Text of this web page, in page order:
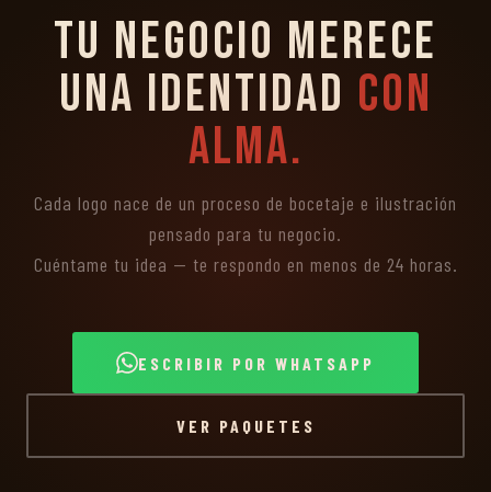
Tu negocio merece
una identidad con
alma.
Cada logo nace de un proceso de bocetaje e ilustración
pensado para tu negocio.
Cuéntame tu idea — te respondo en menos de 24 horas.
ESCRIBIR POR WHATSAPP
VER PAQUETES